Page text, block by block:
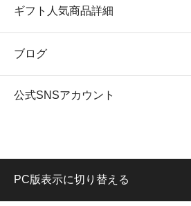
ギフト人気商品詳細
ブログ
公式SNSアカウント
PC版表示に切り替える